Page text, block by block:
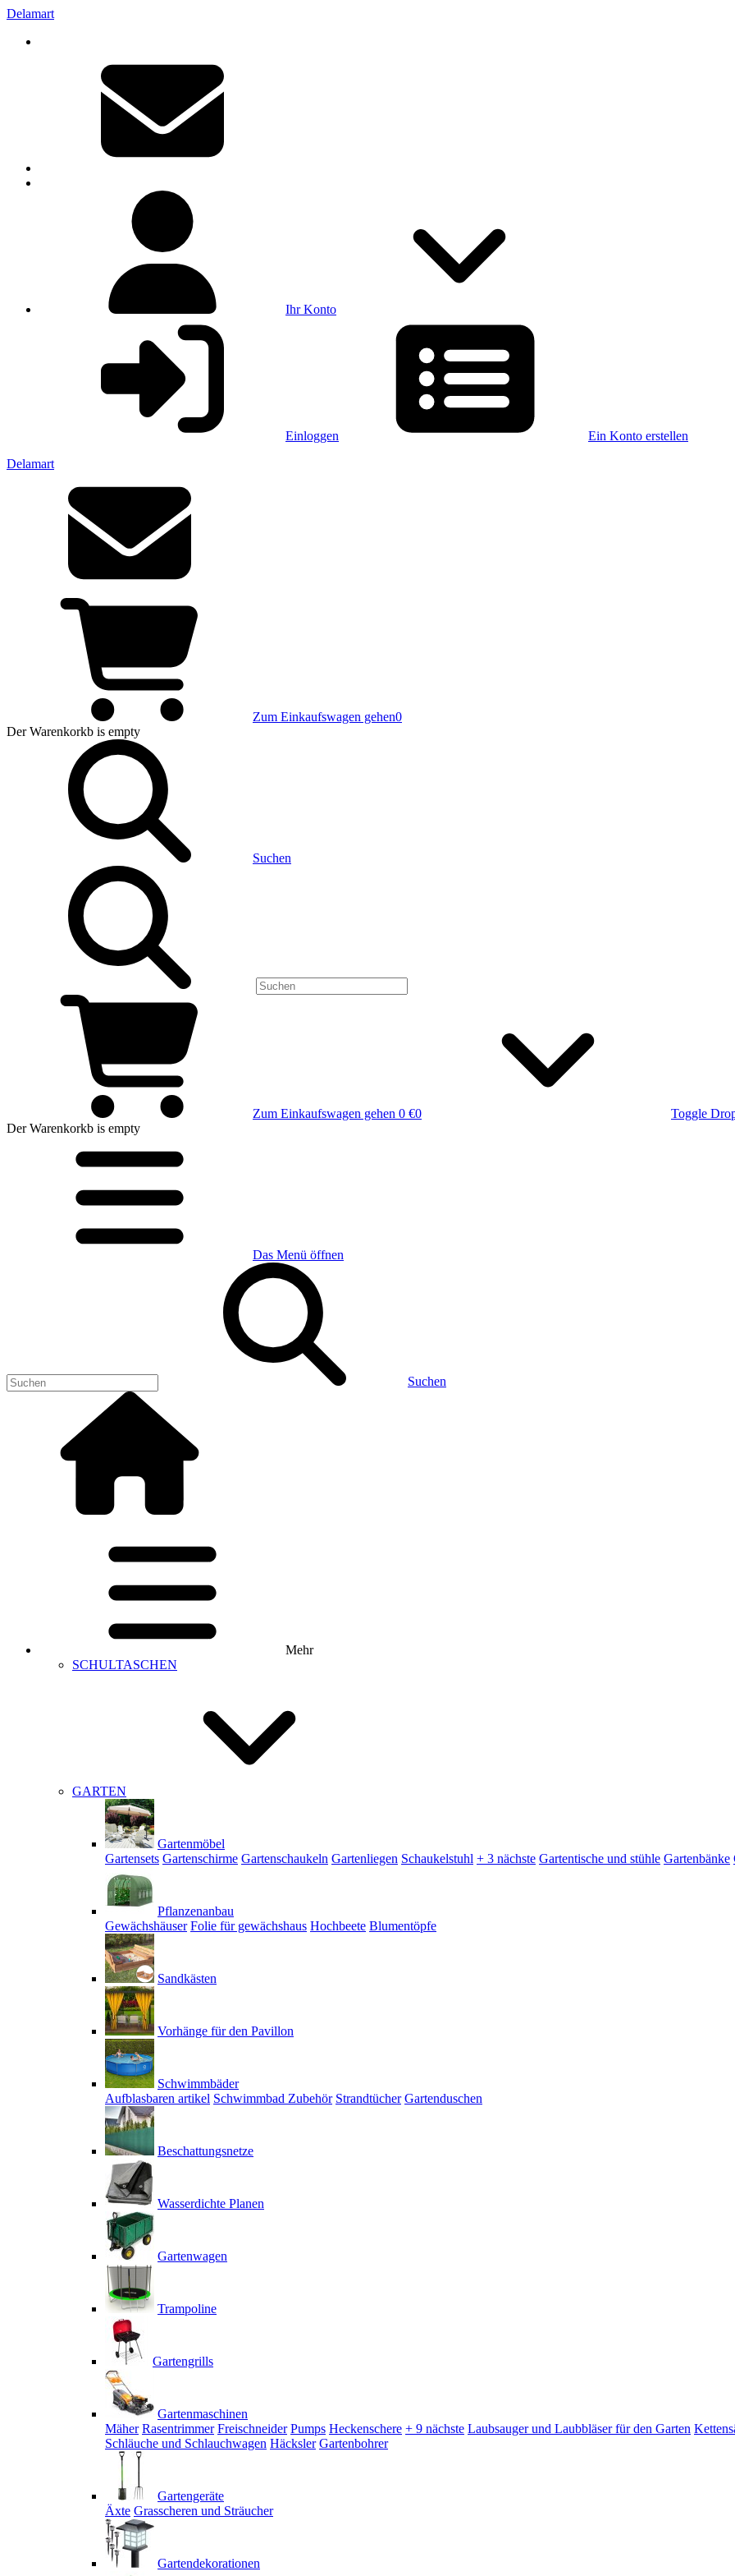
Delamart
Ihr Konto
Einloggen Ein Konto erstellen
Delamart
Zum Einkaufswagen gehen0
Der Warenkorkb is empty
Suchen
Zum Einkaufswagen gehen 0 €0
Toggle
Der Warenkorkb is empty
Das Menü öffnen
Suchen
Mehr
SCHULTASCHEN
GARTEN
Gartenmöbel
Gartensets Gartenschirme Gartenschaukeln Gartenliegen Schaukelstuhl + 3 nächste Gartentische und stühle Gartenbänke
Pflanzenanbau
Gewächshäuser Folie für gewächshaus Hochbeete Blumentöpfe
Sandkästen
Vorhänge für den Pavillon
Schwimmbäder
Aufblasbaren artikel Schwimmbad Zubehör Strandtücher Gartenduschen
Beschattungsnetze
Wasserdichte Planen
Gartenwagen
Trampoline
Gartengrills
Gartenmaschinen
Mäher Rasentrimmer Freischneider Pumps Heckenschere + 9 nächste Laubsauger und Laubbläser für den Garten
Schläuche und Schlauchwagen Häcksler Gartenbohrer
Gartengeräte
Äxte Grasscheren und Sträucher
Gartendekorationen